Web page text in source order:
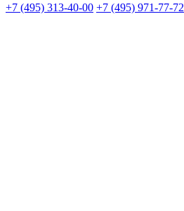
+7 (495) 313-40-00 +7 (495) 971-77-72